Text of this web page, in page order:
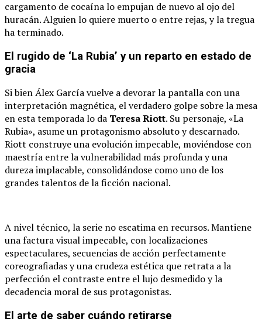
cargamento de cocaína lo empujan de nuevo al ojo del
huracán. Alguien lo quiere muerto o entre rejas, y la tregua
ha terminado.
El rugido de ‘La Rubia’ y un reparto en estado de
gracia
Si bien Álex García vuelve a devorar la pantalla con una
interpretación magnética, el verdadero golpe sobre la mesa
en esta temporada lo da Teresa Riott. Su personaje, «La
Rubia», asume un protagonismo absoluto y descarnado.
Riott construye una evolución impecable, moviéndose con
maestría entre la vulnerabilidad más profunda y una
dureza implacable, consolidándose como uno de los
grandes talentos de la ficción nacional.
A nivel técnico, la serie no escatima en recursos. Mantiene
una factura visual impecable, con localizaciones
espectaculares, secuencias de acción perfectamente
coreografiadas y una crudeza estética que retrata a la
perfección el contraste entre el lujo desmedido y la
decadencia moral de sus protagonistas.
El arte de saber cuándo retirarse